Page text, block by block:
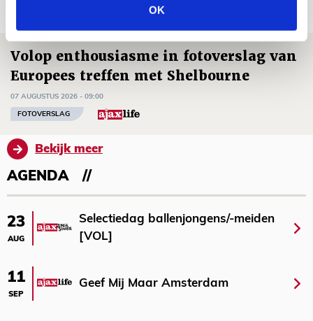
OK
Volop enthousiasme in fotoverslag van
Europees treffen met Shelbourne
07 AUGUSTUS 2026 - 09:00
FOTOVERSLAG
Bekijk meer
AGENDA
23
AUG
Selectiedag ballenjongens/-meiden
[VOL]
11
SEP
Geef Mij Maar Amsterdam